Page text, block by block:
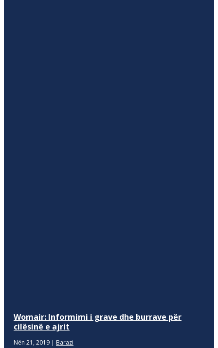
Womair: Informimi i grave dhe burrave për
cilësinë e ajrit
Nën 21, 2019 | Barazi